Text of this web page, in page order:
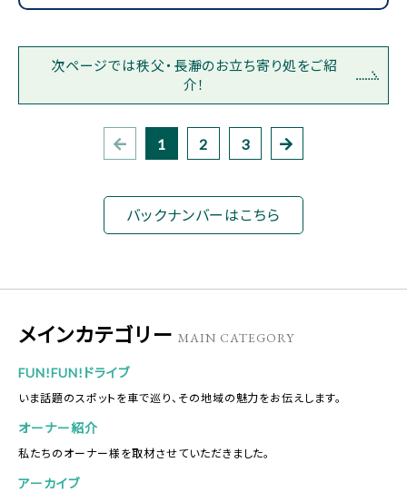
次ページでは秩父・長瀞のお立ち寄り処をご紹
介！
1 2 3
バックナンバーはこちら
メインカテゴリー MAIN CATEGORY
FUN!FUN!ドライブ
いま話題のスポットを車で巡り、その地域の魅力をお伝えします。
オーナー紹介
私たちのオーナー様を取材させていただきました。
アーカイブ